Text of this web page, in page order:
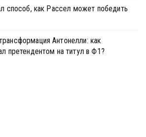
способ, как Рассел может победить
Антонелли: как
претендентом на титул в Ф1?